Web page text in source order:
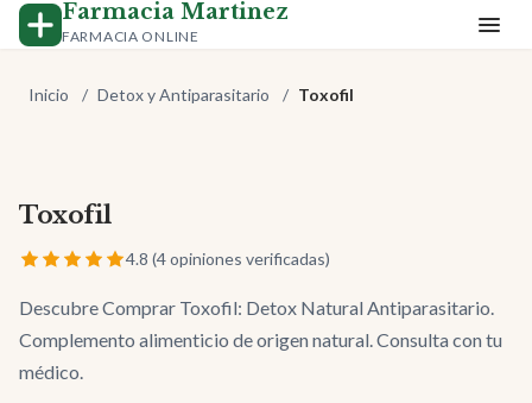
Farmacia Martinez
FARMACIA ONLINE
Inicio / Detox y Antiparasitario / Toxofil
-50%
Toxofil
4.8 (4 opiniones verificadas)
Descubre Comprar Toxofil: Detox Natural Antiparasitario.
Complemento alimenticio de origen natural. Consulta con tu
médico.